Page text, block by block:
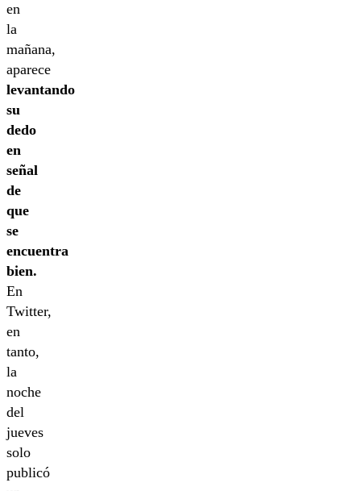
en
la
mañana,
aparece
levantando
su
dedo
en
señal
de
que
se
encuentra
bien.
En
Twitter,
en
tanto,
la
noche
del
jueves
solo
publicó